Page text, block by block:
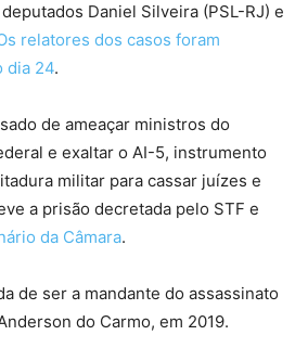
Daniel Silveira (PSL-RJ) e
relatores dos casos foram
dia 24.
de ameaçar ministros do
e exaltar o AI-5, instrumento
militar para cassar juízes e
a prisão decretada pelo STF e
da Câmara.
de ser a mandante do assassinato
do Carmo, em 2019.